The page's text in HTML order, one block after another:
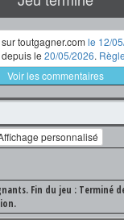
toutgagner.com le 12/
le 20/05/2026.
Voir les commentaires
personnalisé
Fin du jeu : Terminé